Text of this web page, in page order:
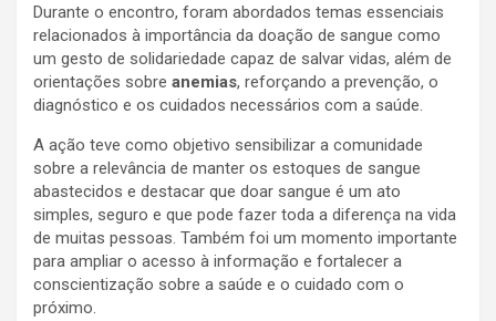
Durante o encontro, foram abordados temas essenciais
relacionados à importância da doação de sangue como
um gesto de solidariedade capaz de salvar vidas, além de
orientações sobre anemias, reforçando a prevenção, o
diagnóstico e os cuidados necessários com a saúde.
A ação teve como objetivo sensibilizar a comunidade
sobre a relevância de manter os estoques de sangue
abastecidos e destacar que doar sangue é um ato
simples, seguro e que pode fazer toda a diferença na vida
de muitas pessoas. Também foi um momento importante
para ampliar o acesso à informação e fortalecer a
conscientização sobre a saúde e o cuidado com o
próximo.